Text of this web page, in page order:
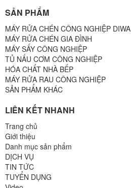
SẢN PHẨM
MÁY RỬA CHÉN CÔNG NGHIỆP DIWA
MÁY RỬA CHÉN GIA ĐÌNH
MÁY SẤY CÔNG NGHIỆP
TỦ NẤU CƠM CÔNG NGHIỆP
HÓA CHẤT NHÀ BẾP
MÁY RỬA RAU CÔNG NGHIỆP
SẢN PHẨM KHÁC
LIÊN KẾT NHANH
Trang chủ
Giới thiệu
Danh mục sản phẩm
DỊCH VỤ
TIN TỨC
TUYỂN DỤNG